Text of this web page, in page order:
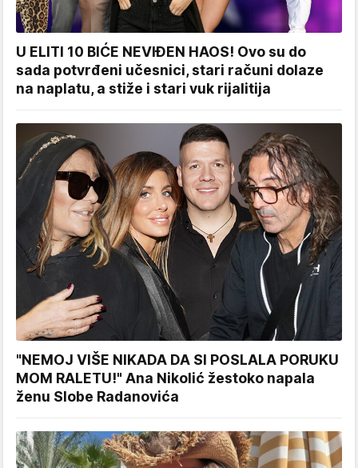
U ELITI 10 BIĆE NEVIĐEN HAOS! Ovo su do
sada potvrđeni učesnici, stari računi dolaze
na naplatu, a stiže i stari vuk rijalitija
"NEMOJ VIŠE NIKADA DA SI POSLALA PORUKU
MOM RALETU!" Ana Nikolić žestoko napala
ženu Slobe Radanovića